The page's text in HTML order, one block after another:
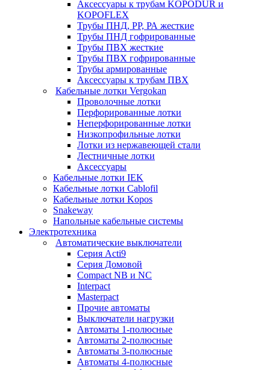
Аксессуары к трубам KOPODUR и
KOPOFLEX
Трубы ПНД, РР, РА жесткие
Трубы ПНД гофрированные
Трубы ПВХ жесткие
Трубы ПВХ гофрированные
Трубы армированные
Аксессуары к трубам ПВХ
Кабельные лотки Vergokan
Проволочные лотки
Перфорированные лотки
Неперфорированные лотки
Низкопрофильные лотки
Лотки из нержавеющей стали
Лестничные лотки
Аксессуары
Кабельные лотки IEK
Кабельные лотки Cablofil
Кабельные лотки Kopos
Snakeway
Напольные кабельные системы
Электротехника
Автоматические выключатели
Серия Acti9
Серия Домовой
Compact NB и NC
Interpact
Masterpact
Прочие автоматы
Выключатели нагрузки
Автоматы 1-полюсные
Автоматы 2-полюсные
Автоматы 3-полюсные
Автоматы 4-полюсные